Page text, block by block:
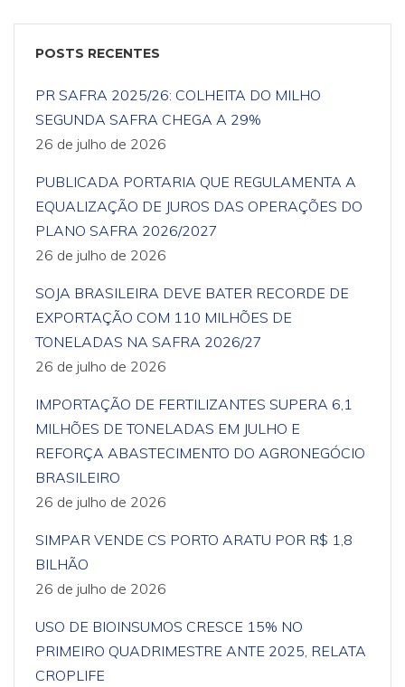
POSTS RECENTES
PR SAFRA 2025/26: COLHEITA DO MILHO
SEGUNDA SAFRA CHEGA A 29%
26 de julho de 2026
PUBLICADA PORTARIA QUE REGULAMENTA A
EQUALIZAÇÃO DE JUROS DAS OPERAÇÕES DO
PLANO SAFRA 2026/2027
26 de julho de 2026
SOJA BRASILEIRA DEVE BATER RECORDE DE
EXPORTAÇÃO COM 110 MILHÕES DE
TONELADAS NA SAFRA 2026/27
26 de julho de 2026
IMPORTAÇÃO DE FERTILIZANTES SUPERA 6,1
MILHÕES DE TONELADAS EM JULHO E
REFORÇA ABASTECIMENTO DO AGRONEGÓCIO
BRASILEIRO
26 de julho de 2026
SIMPAR VENDE CS PORTO ARATU POR R$ 1,8
BILHÃO
26 de julho de 2026
USO DE BIOINSUMOS CRESCE 15% NO
PRIMEIRO QUADRIMESTRE ANTE 2025, RELATA
CROPLIFE